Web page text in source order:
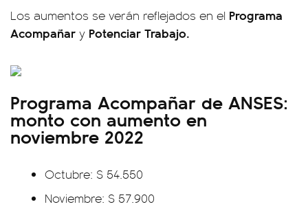
Los aumentos se verán reflejados en el Programa
Acompañar y Potenciar Trabajo.
Programa Acompañar de ANSES:
monto con aumento en
noviembre 2022
Octubre: $ 54.550
Noviembre: $ 57.900